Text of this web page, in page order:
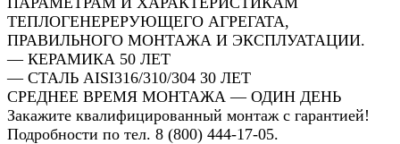
ТЕПЛОГЕНЕРЕРУЮЩЕГО АГРЕГАТА,
ПРАВИЛЬНОГО МОНТАЖА И ЭКСПЛУАТАЦИИ.
— КЕРАМИКА 50 ЛЕТ
— СТАЛЬ AISI316/310/304 30 ЛЕТ
СРЕДНЕЕ ВРЕМЯ МОНТАЖА — ОДИН ДЕНЬ
Закажите квалифицированный монтаж с гарантией!
Подробности по тел. 8 (800) 444-17-05.